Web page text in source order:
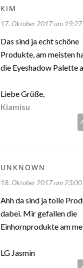
KIM
17. Oktober 2017 um 19:27
Das sind ja echt schöne
Produkte, am meisten
die Eyeshadow Palette
Liebe Grüße,
Kiamisu
UNKNOWN
18. Oktober 2017 um 23:00
Ahh da sind ja tolle
dabei. Mir gefallen die
Einhornprodukte am
LG Jasmin